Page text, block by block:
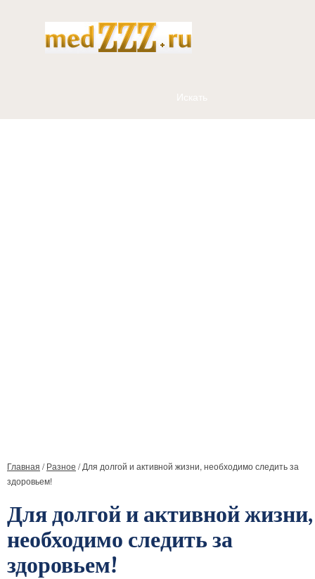
Главная /Разное /Для долгой и активной жизни, необходимо следить за
здоровьем!
Для долгой и активной жизни,
необходимо следить за
здоровьем!